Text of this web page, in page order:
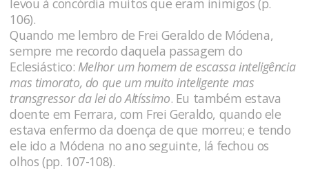
levou à concórdia muitos que eram inimigos (p.
106).
Quando me lembro de Frei Geraldo de Módena,
sempre me recordo daquela passagem do
Eclesiástico: Melhor um homem de escassa inteligência
mas timorato, do que um muito inteligente mas
transgressor da lei do Altíssimo. Eu também estava
doente em Ferrara, com Frei Geraldo, quando ele
estava enfermo da doença de que morreu; e tendo
ele ido a Módena no ano seguinte, lá fechou os
olhos (pp. 107-108).